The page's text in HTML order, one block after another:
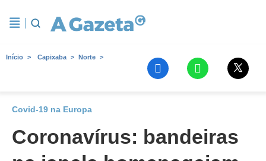
Início Capixaba Norte
Covid-19 na Europa
Coronavírus: bandeiras